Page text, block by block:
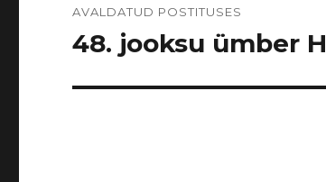
AVALDATUD POSTITUSES
48. jooksu ümber